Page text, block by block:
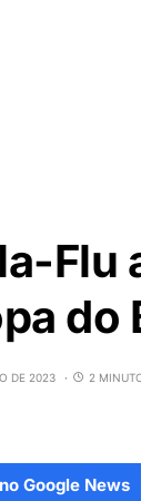
Flu
do
DE 2023 2
Google News